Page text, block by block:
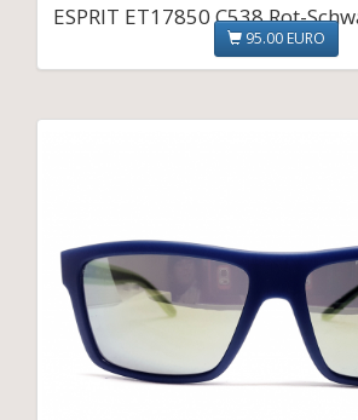
ESPRIT ET17850 C538 Rot-
95.00 EURO